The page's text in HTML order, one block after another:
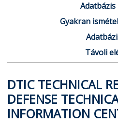
Gyakran
Távoli
DTIC TECHNICAL
DEFENSE
INFORMATION